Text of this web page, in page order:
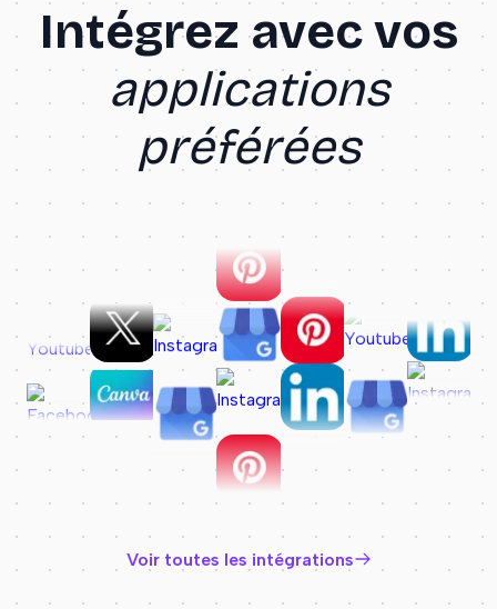
Intégrez avec vos
applications
préférées
Voir toutes les intégrations